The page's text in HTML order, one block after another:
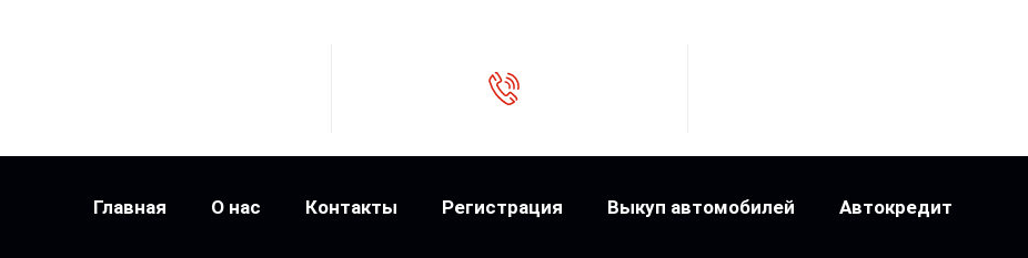
Главная О нас Контакты Регистрация Выкуп автомобилей Автокредит